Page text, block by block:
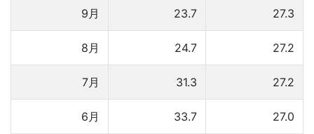
9月 23.7 27.3
8月 24.7 27.2
7月 31.3 27.2
6月 33.7 27.0